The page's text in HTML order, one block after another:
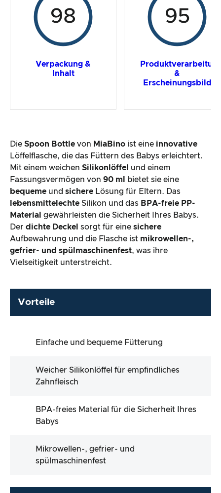
98
Verpackung &
Inhalt
95
&
Erscheinungsbild
Die Spoon Bottle von MiaBino ist eine innovative
Löffelflasche, die das Füttern des Babys erleichtert.
Mit einem weichen Silikonlöffel und einem
Fassungsvermögen von 90 ml
bietet sie eine
bequeme und sichere Lösung für Eltern. Das
lebensmittelechte Silikon und das BPA-freie PP-
Material gewährleisten die Sicherheit Ihres Babys.
Der dichte Deckel sorgt für eine sichere
Aufbewahrung und die Flasche ist mikrowellen-,
gefrier- und spülmaschinenfest, was ihre
Vielseitigkeit unterstreicht.
Vorteile
Einfache und bequeme Fütterung
Weicher Silikonlöffel für empfindliches
Zahnfleisch
BPA-freies Material für die Sicherheit Ihres
Babys
Mikrowellen-, gefrier- und
spülmaschinenfest